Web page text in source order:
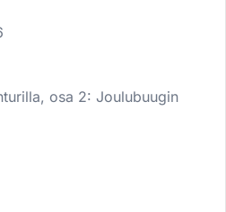
osa 2: Joulubuugin